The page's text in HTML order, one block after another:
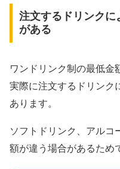
注文するドリンクに
がある
ワンドリンク制の最低金
実際に注文するドリンク
あります。
ソフトドリンク、アルコ
額が違う場合があるため